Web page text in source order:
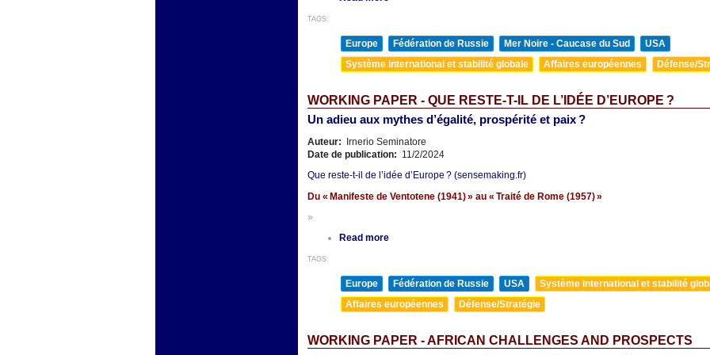
TAGS:
Europe Fédération de Russie Mer Noire - Caucase du Sud
USA
Système international et stabilité globale
Affaires européennes Défense/
WORKING PAPER - QUE RESTE-T-IL DE L’IDÉE D’EUROPE ?
Un adieu aux mythes d’égalité, prospérité et paix ?
Auteur: Irnerio Seminatore
Date de publication: 11/2/2024
Que reste-t-il de l’idée d’Europe ? (sensemaking.fr)
Du « Manifeste de Ventotene (1941) » au « Traité de Rome (1957) »
»
Read more
TAGS:
Europe Fédération de Russie USA
Système international et stabilité
Affaires européennes
Défense/Stratégie
WORKING PAPER - AFRICAN CHALLENGES AND PROSPECTS